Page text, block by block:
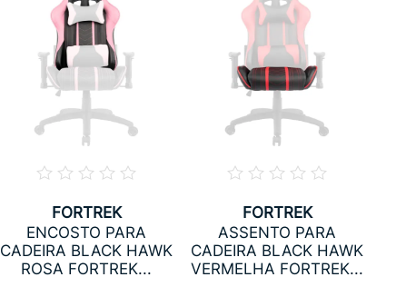
FORTREK
ENCOSTO PARA
CADEIRA BLACK HAWK
ROSA FORTREK...
FORTREK
ASSENTO PARA
CADEIRA BLACK HAWK
VERMELHA FORTREK...